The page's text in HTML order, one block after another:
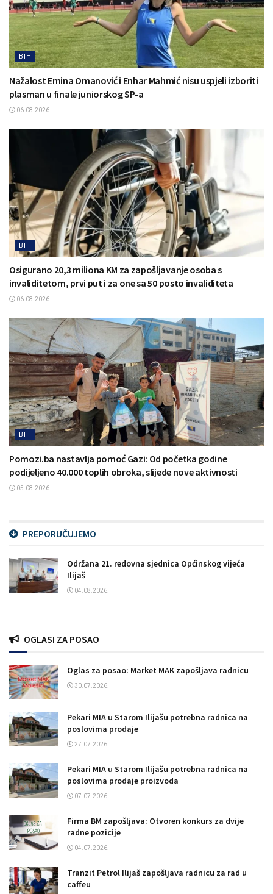
BIH
Nažalost Emina Omanović i Enhar Mahmić nisu uspjeli izboriti
plasman u finale juniorskog SP-a
06.08.2026.
BIH
Osigurano 20,3 miliona KM za zapošljavanje osoba s
invaliditetom, prvi put i za one sa 50 posto invaliditeta
06.08.2026.
BIH
Pomozi.ba nastavlja pomoć Gazi: Od početka godine
podijeljeno 40.000 toplih obroka, slijede nove aktivnosti
05.08.2026.
PREPORUČUJEMO
Održana 21. redovna sjednica Općinskog vijeća
Ilijaš
04.08.2026.
OGLASI ZA POSAO
Oglas za posao: Market MAK zapošljava radnicu
30.07.2026.
Pekari MIA u Starom Ilijašu potrebna radnica na
poslovima prodaje
27.07.2026.
Pekari MIA u Starom Ilijašu potrebna radnica na
poslovima prodaje proizvoda
07.07.2026.
Firma BM zapošljava: Otvoren konkurs za dvije
radne pozicije
04.07.2026.
Tranzit Petrol Ilijaš zapošljava radnicu za rad u
caffeu